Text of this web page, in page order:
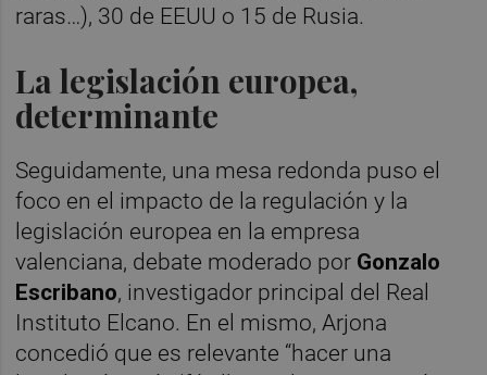
raras…), 30 de EEUU o 15 de Rusia.
La legislación europea,
determinante
Seguidamente, una mesa redonda puso el
foco en el impacto de la regulación y la
legislación europea en la empresa
valenciana, debate moderado por Gonzalo
Escribano, investigador principal del Real
Instituto Elcano. En el mismo, Arjona
concedió que es relevante “hacer una